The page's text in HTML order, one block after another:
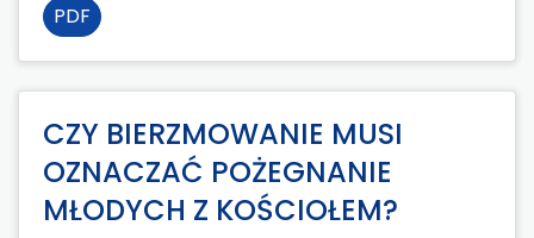
PDF
CZY BIERZMOWANIE MUSI
OZNACZAĆ POŻEGNANIE
MŁODYCH Z KOŚCIOŁEM?